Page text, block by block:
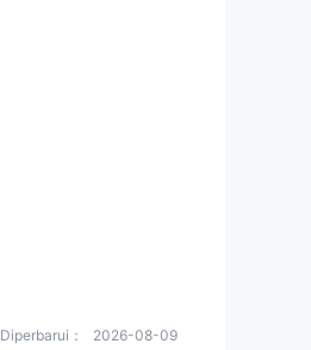
Diperbarui： 2026-08-09